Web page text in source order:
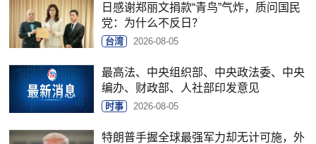
日感谢郑丽文捐款“青鸟”气炸，质问国民
党：为什么不反日？
台湾 2026-08-05
最高法、中央组织部、中央政法委、中央
编办、财政部、人社部印发意见
时事 2026-08-05
特朗普手握全球最强军力却无计可施，外